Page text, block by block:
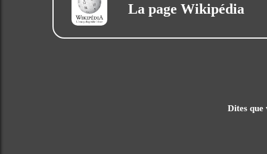
La page Wikipédia
Dites que